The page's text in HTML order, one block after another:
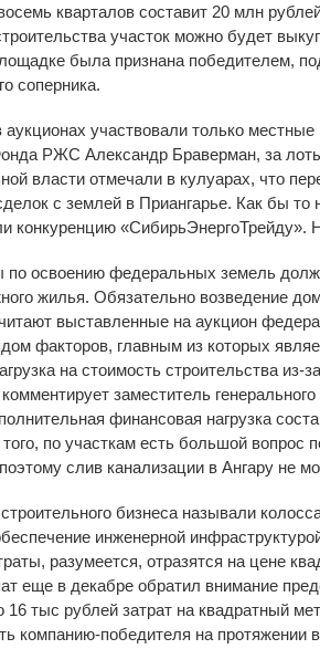
кварталов составит 20 млн
участок можно будет
была признана победителем,
соперника.
участвовали только
РЖС Александр Браверман, за
власти отмечали в кулуарах, что
с землей в Приангарье. Как бы
конкуренцию «СибирьЭнергоТрейду».
освоению федеральных земель
жилья. Обязательно возведение
выставленные на аукцион
факторов, главным из которых
на стоимость строительства из-
заместитель
финансовая нагрузка
по участкам есть большой вопрос
слив канализации в Ангару не
бизнеса называли
инженерной
разумеется, отразятся на цене
еще в декабре обратил внимание
16 тыс рублей затрат на квадратный
компанию-победителя на